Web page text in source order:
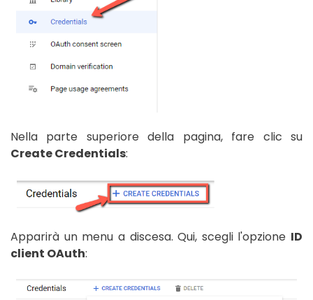
Nella parte superiore della pagina, fare clic su
Create Credentials:
Apparirà un menu a discesa. Qui, scegli l'opzione ID
client OAuth: